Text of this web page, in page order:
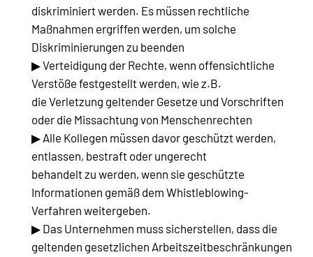
diskriminiert werden. Es müssen rechtliche
Maßnahmen ergriffen werden, um solche
Diskriminierungen zu beenden
▶ Verteidigung der Rechte, wenn offensichtliche
Verstöße festgestellt werden, wie z.B.
die Verletzung geltender Gesetze und Vorschriften
oder die Missachtung von Menschenrechten
▶ Alle Kollegen müssen davor geschützt werden,
entlassen, bestraft oder ungerecht
behandelt zu werden, wenn sie geschützte
Informationen gemäß dem Whistleblowing-
Verfahren weitergeben.
▶ Das Unternehmen muss sicherstellen, dass die
geltenden gesetzlichen Arbeitszeitbeschränkungen